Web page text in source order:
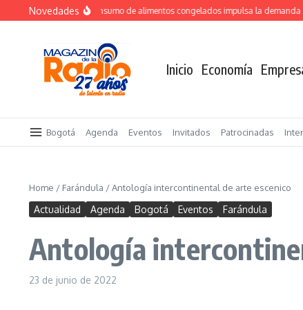
Saltar al contenido
Novedades
Crecimiento del consumo de alimentos congelados impulsa la demanda
Inicio Economía
Bogotá Agenda Eventos Invitados Patrocinadas
Home / Farándula /Antología intercontinental de arte escenico
Actualidad Agenda Bogotá Eventos Farándula
Antología
23 de junio de 2022